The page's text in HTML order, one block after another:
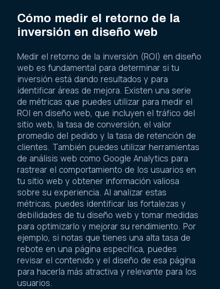
Cómo medir el retorno de la
inversión en diseño web
Medir el retorno de la inversión (ROI) en diseño
web es fundamental para determinar si tu
inversión está dando resultados y para
identificar áreas de mejora. Existen una serie
de métricas que puedes utilizar para medir el
ROI en diseño web, que incluyen el tráfico del
sitio web, la tasa de conversión, el valor
promedio del pedido y la tasa de retención de
clientes. También puedes utilizar herramientas
de análisis web como Google Analytics para
rastrear el comportamiento de los usuarios en
tu sitio web y obtener información valiosa
sobre su experiencia. Al analizar estas
métricas, puedes identificar las fortalezas y
debilidades de tu diseño web y tomar medidas
para optimizarlo y mejorar su rendimiento. Por
ejemplo, si notas que tienes una alta tasa de
rebote en una página específica, puedes
revisar el contenido y el diseño de esa página
para hacerla más atractiva y relevante para los
usuarios.